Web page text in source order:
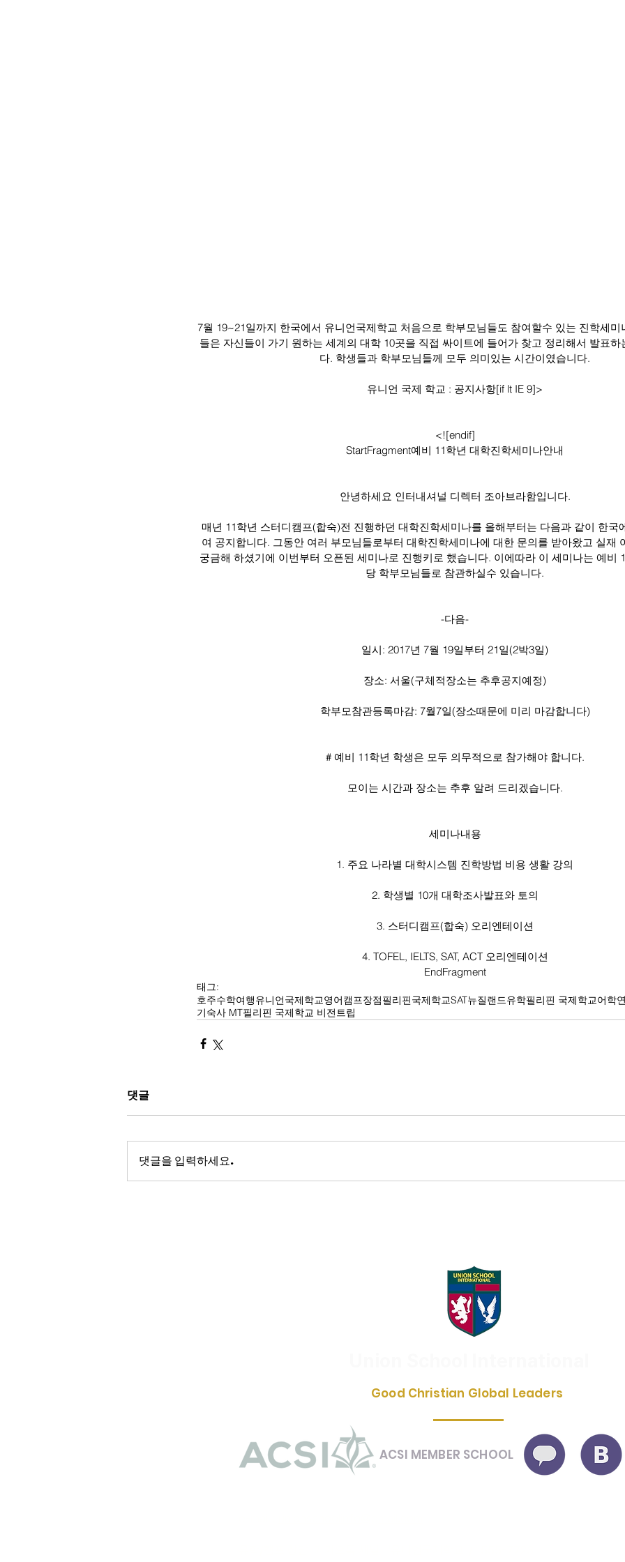
7월 19~21일까지 한국에서 유니언국제학교 처음으로 학부모님들도 참여할수 있는 진학세미
들은 자신들이 가기 원하는 세계의 대학 10곳을 직접 싸이트에 들어가 찾고 정리해서 발표하
다. 학생들과 학부모님들께 모두 의미있는 시간이였습니다.
유니언 국제 학교 : 공지사항[if lt IE 9]>
<![endif]
StartFragment예비 11학년 대학진학세미나안내
안녕하세요 인터내셔널 디렉터 조아브라함입니다.
매년 11학년 스터디캠프(합숙)전 진행하던 대학진학세미나를 올해부터는 다음과 같이 한국
여 공지합니다. 그동안 여러 부모님들로부터 대학진학세미나에 대한 문의를 받아왔고 실재
궁금해 하셨기에 이번부터 오픈된 세미나로 진행키로 했습니다. 이에따라 이 세미나는 예비
당 학부모님들로 참관하실수 있습니다.
-다음-
일시: 2017년 7월 19일부터 21일(2박3일)
장소: 서울(구체적장소는 추후공지예정)
학부모참관등록마감: 7월7일(장소때문에 미리 마감합니다)
# 예비 11학년 학생은 모두 의무적으로 참가해야 합니다.
모이는 시간과 장소는 추후 알려 드리겠습니다.
세미나내용
1. 주요 나라별 대학시스템 진학방법 비용 생활 강의
2. 학생별 10개 대학조사발표와 토의
3. 스터디캠프(합숙) 오리엔테이션
4. TOFEL, IELTS, SAT, ACT 오리엔테이션
EndFragment
태그:
호주수학여행유니언국제학교영어캠프장점필리핀국제학교SAT뉴질랜드유학필리핀 국제학교어학
기숙사 MT필리핀 국제학교 비전트립
댓글
댓글을 입력하세요.
Good Christian Global Leaders
ACSI MEMBER SCHOOL